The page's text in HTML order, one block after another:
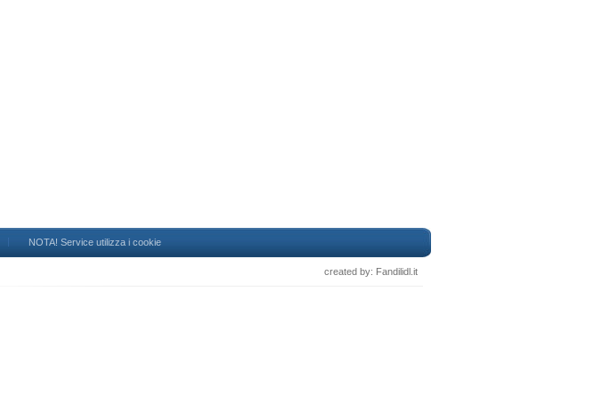
NOTA! Service utilizza i cookie
created by: Fandilidl.it